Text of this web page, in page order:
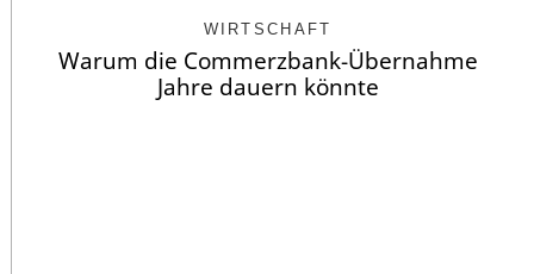
WIRTSCHAFT
Warum die Commerzbank-Übernahme
Jahre dauern könnte